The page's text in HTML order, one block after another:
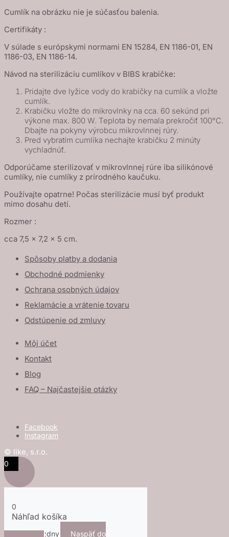
Cumlík na obrázku nie je súčasťou balenia.
Certifikáty :
V súlade s európskymi normami EN 15284, EN 1186-01, EN
1186-03, EN 1186-14.
Návod na sterilizáciu cumlíkov v BIBS krabičke:
Pridajte dve lyžice vody do krabičky na cumlík a vložte
cumlík.
Krabičku vložte do mikrovlnky na cca. 60 sekúnd pri
výkone max. 800 W. Teplota by nemala prekročiť 100°C.
Dbajte na pokyny výrobcu mikrovlnnej rúry.
Pred vybratím cumlíka nechajte krabičku 2 minúty
vychladnúť.
Odporúčame sterilizovať v mikrovlnnej rúre iba silikónové
cumlíky, nie cumlíky z prírodného kaučuku.
Používajte opatrne! Počas sterilizácie musí byť produkt
mimo dosahu detí.
Rozmer :
cca 7,5 x 7,2 x 5 cm.
Spôsoby platby a dodania
Obchodné podmienky
Ochrana osobných údajov
Reklamácie a vrátenie tovaru
Odstúpenie od zmluvy
Môj účet
Kontakt
Blog
FAQ – Najčastejšie otázky
Facebook
Instagram
© like, s.r.o.
0
0
Náhľad košíka
Košík je prázdny Naspäť do